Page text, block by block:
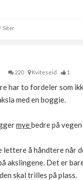
Siter
220
Kviteseid 1
har to fordeler som
med en boggie.
myebedre på
lettere å håndtere når
akslingene. Det er
skal trilles på plass.